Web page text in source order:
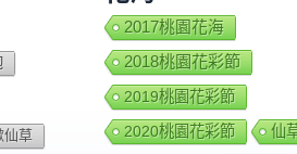
仙草
2017桃園花海
2018桃園花彩節
2019桃園花彩節
2020桃園花彩節
仙